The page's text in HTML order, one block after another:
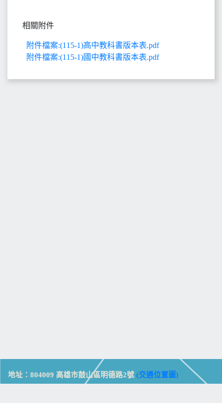
相關附件
附件檔案:(115-1)高中教科書版本表.pdf
附件檔案:(115-1)國中教科書版本表.pdf
地址：804009 高雄市鼓山區明德路2號 (交通位置圖)